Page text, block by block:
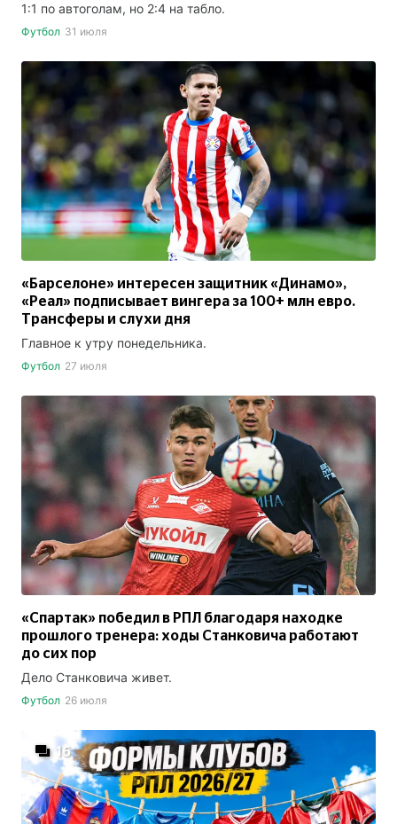
1:1 по автоголам, но 2:4 на табло.
Футбол 31 июля
«Барселоне» интересен защитник «Динамо»,
«Реал» подписывает вингера за 100+ млн евро.
Трансферы и слухи дня
Главное к утру понедельника.
Футбол 27 июля
«Спартак» победил в РПЛ благодаря находке
прошлого тренера: ходы Станковича работают
до сих пор
Дело Станковича живет.
Футбол 26 июля
16